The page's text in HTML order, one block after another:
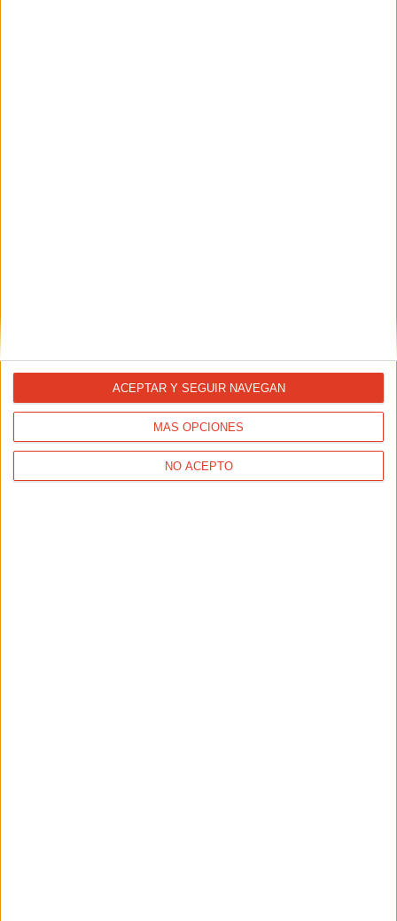
MÁS OPCIONES
NO ACEPTO
ACEPTAR Y SEGUIR NAVEGAN